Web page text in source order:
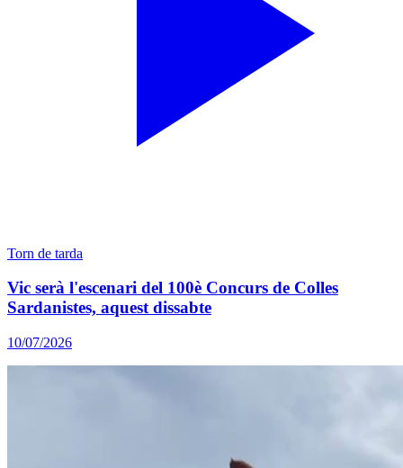
Torn de tarda
Vic serà l'escenari del 100è Concurs de Colles
Sardanistes, aquest dissabte
10/07/2026